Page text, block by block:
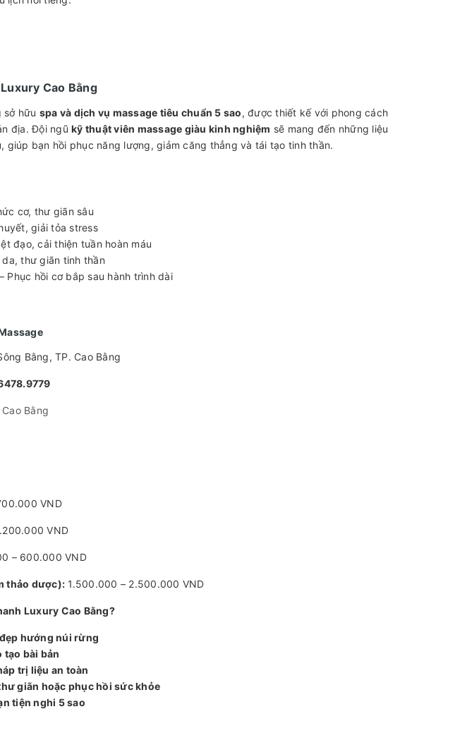
Cao Bằng
sở hữu spa và dịch vụ massage tiêu chuẩn 5 sao, được thiết kế với phong cách
địa. Đội ngũ kỹ thuật viên massage giàu kinh nghiệm sẽ mang đến những liệu
giúp bạn hồi phục năng lượng, giảm căng thẳng và tái tạo tinh thần.
cơ, thư giãn sâu
giải tỏa stress
đạo, cải thiện tuần hoàn máu
da, thư giãn tinh thần
– Phục hồi cơ bắp sau hành trình dài
Bằng, TP. Cao Bằng
Bằng
VND
VND
– 600.000 VND
thảo dược): 1.500.000 – 2.500.000 VND
Luxury Cao Bằng?
hướng núi rừng
tạo bài bản
trị liệu an toàn
giãn hoặc phục hồi sức khỏe
tiện nghi 5 sao